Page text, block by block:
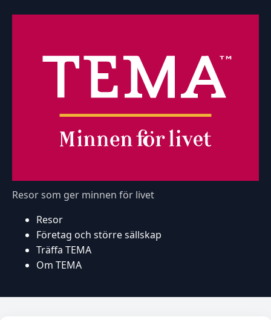
Resor som ger minnen för livet
Resor
Företag och större sällskap
Träffa TEMA
Om TEMA